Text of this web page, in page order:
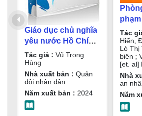
Giáo dục chủ nghĩa
yêu nước Hồ Chí
Minh cho thanh
niên Việt Nam hiện
nay : Sách chuyên
khảo / Vũ Trọng
Hùng
Tác giả : Vũ Trọng
Hùng
Nhà xuất bản : Quân
đội nhân dân
Năm xuất bản : 2024
công
Sách
Trần
Đỗ
Lò
chủ
soạn
Tác
Hiển,
Lò Thị
biên ;
[et. al]
Nhà
an
Năm